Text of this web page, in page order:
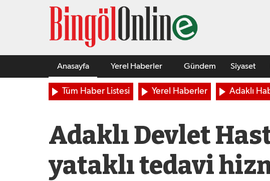
Anasayfa Yerel Haberler Gündem Siyaset
Tüm Haber Listesi Yerel Haberler Adaklı
Adaklı Devlet
yataklı tedavi